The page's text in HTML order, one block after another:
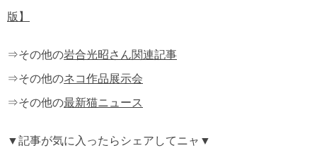
版】
⇒その他の岩合光昭さん関連記事
⇒その他のネコ作品展示会
⇒その他の最新猫ニュース
▼記事が気に入ったらシェアしてニャ▼